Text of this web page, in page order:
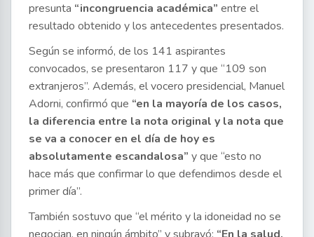
presunta “incongruencia académica” entre el
resultado obtenido y los antecedentes presentados.
Según se informó, de los 141 aspirantes
convocados, se presentaron 117 y que “109 son
extranjeros”. Además, el vocero presidencial, Manuel
Adorni, confirmó que “en la mayoría de los casos,
la diferencia entre la nota original y la nota que
se va a conocer en el día de hoy es
absolutamente escandalosa” y que “esto no
hace más que confirmar lo que defendimos desde el
primer día”.
También sostuvo que “el mérito y la idoneidad no se